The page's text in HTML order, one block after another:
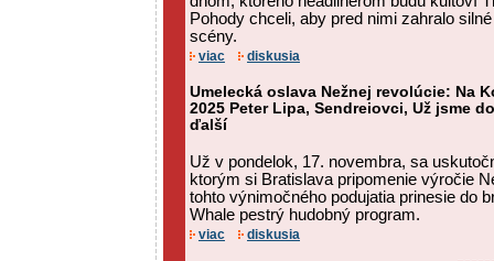
Pohody chceli, aby pred nimi zahralo
scény.
viac diskusia
Umelecká oslava Nežnej revolúcie: Na
2025 Peter Lipa, Sendreiovci, Už jsme
ďalší
Už v pondelok, 17. novembra, sa
ktorým si Bratislava pripomenie výročie
tohto výnimočného podujatia prinesie do
Whale pestrý hudobný program.
viac diskusia